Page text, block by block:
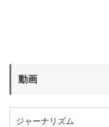
動画
ジャーナリズム